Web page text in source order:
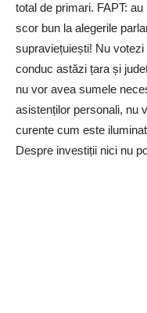
total de primari. FAPT:
scor bun la alegerile
supraviețuiești! Nu
conduc astăzi țara și
nu vor avea sumele
asistenților personali, nu
curente cum este
Despre investiții nici nu